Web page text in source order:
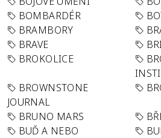
BOMBARDÉR
BRAMBORY
BRAVE
BROKOLICE
BROWNSTONE
JOURNAL
BRUNO MARS
BUĎ A NEBO